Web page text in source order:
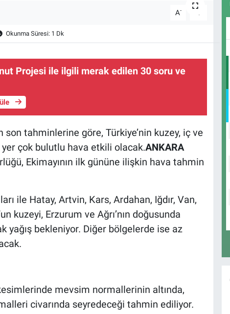
A- A
Okunma Süresi: 1 Dk
Projesi ile ilgili merak edilen 30 soru ve
tahminlerine göre, Türkiye’nin kuzey, iç ve
çok bulutlu hava etkili olacak.ANKARA
Ekimayının ilk gününe ilişkin hava tahmin
ile Hatay, Artvin, Kars, Ardahan, Iğdır, Van,
kuzeyi, Erzurum ve Ağrı’nın doğusunda
yağış bekleniyor. Diğer bölgelerde ise az
mevsim normallerinin altında,
civarında seyredeceği tahmin ediliyor.